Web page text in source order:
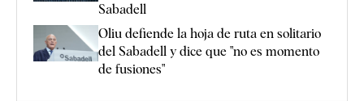
Sabadell
Oliu defiende la hoja de ruta en solitario
del Sabadell y dice que "no es momento
de fusiones"